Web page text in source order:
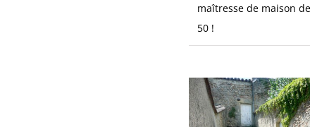
maîtresse de maison
50 !